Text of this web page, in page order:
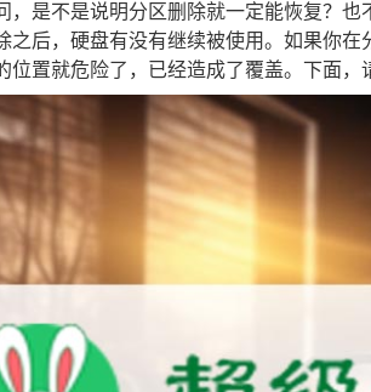
，是不是说明分区删除就一定能恢复？
之后，硬盘有没有继续被使用。如果你
位置就危险了，已经造成了覆盖。下面